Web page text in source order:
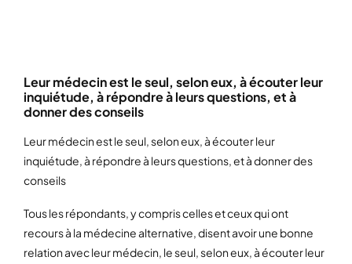
Leur médecin est le seul, selon eux, à écouter leur
inquiétude, à répondre à leurs questions, et à
donner des conseils
Leur médecin est le seul, selon eux, à écouter leur
inquiétude, à répondre à leurs questions, et à donner des
conseils
Tous les répondants, y compris celles et ceux qui ont
recours à la médecine alternative, disent avoir une bonne
relation avec leur médecin, le seul, selon eux, à écouter leur